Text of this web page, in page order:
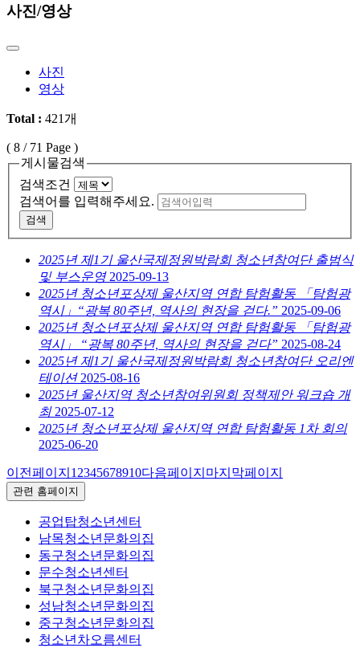
사진/영상
사진
영상
Total : 421개
( 8 / 71 Page )
게시물검색
검색조건
검색어를 입력해주세요.
검색
2025년 제1기 울산국제정원박람회 청소년참여단 출범식
및 부스운영 2025-09-13
2025년 청소년포상제 울산지역 연합 탐험활동 「탐험광
역시」“광복 80주년, 역사의 현장을 걷다.” 2025-09-06
2025년 청소년포상제 울산지역 연합 탐험활동 「탐험광
역시」 “광복 80주년, 역사의 현장을 걷다” 2025-08-24
2025년 제1기 울산국제정원박람회 청소년참여단 오리엔
테이션 2025-08-16
2025년 울산지역 청소년참여위원회 정책제안 워크숍 개
최 2025-07-12
2025년 청소년포상제 울산지역 연합 탐험활동 1차 회의
2025-06-20
이전페이지 1 2345678910다음페이지 마지막페이지
관련 홈페이지
공업탑청소년센터
남목청소년문화의집
동구청소년문화의집
문수청소년센터
북구청소년문화의집
성남청소년문화의집
중구청소년문화의집
청소년차오름센터